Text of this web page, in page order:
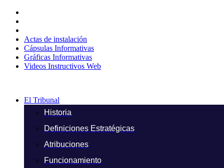
contenido
Actas de instalación
Cápsulas Informativas
Gráficas Informativas
Videos Instructivos Web
El Tribunal
Historia
Definiciones Estratégicas
Atribuciones
Funcionamiento